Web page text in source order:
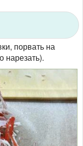
порвать на
нарезать).